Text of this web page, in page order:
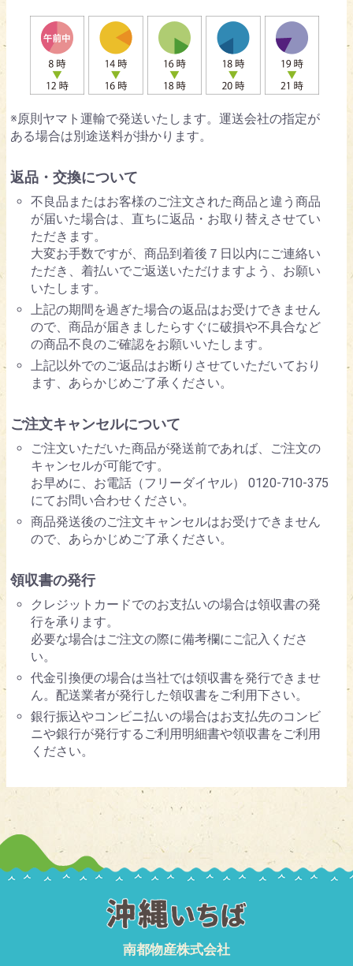
※原則ヤマト運輸で発送いたします。運送会社の指定が
ある場合は別途送料が掛かります。
返品・交換について
不良品またはお客様のご注文された商品と違う商品
が届いた場合は、直ちに返品・お取り替えさせてい
ただきます。
大変お手数ですが、商品到着後７日以内にご連絡い
ただき、着払いでご返送いただけますよう、お願い
いたします。
上記の期間を過ぎた場合の返品はお受けできません
ので、商品が届きましたらすぐに破損や不具合など
の商品不良のご確認をお願いいたします。
上記以外でのご返品はお断りさせていただいており
ます、あらかじめご了承ください。
ご注文キャンセルについて
ご注文いただいた商品が発送前であれば、ご注文の
キャンセルが可能です。
お早めに、お電話（フリーダイヤル） 0120-710-375
にてお問い合わせください。
商品発送後のご注文キャンセルはお受けできません
ので、あらかじめご了承ください。
領収書の発行
クレジットカードでのお支払いの場合は領収書の発
行を承ります。
必要な場合はご注文の際に備考欄にご記入くださ
い。
代金引換便の場合は当社では領収書を発行できませ
ん。配送業者が発行した領収書をご利用下さい。
銀行振込やコンビニ払いの場合はお支払先のコンビ
ニや銀行が発行するご利用明細書や領収書をご利用
ください。
南都物産株式会社